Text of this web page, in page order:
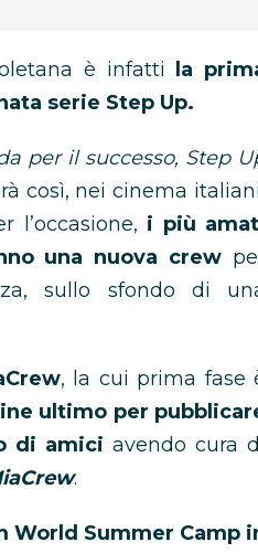
è infatti
la
serie Step Up.
per il successo, Step
così, nei cinema
l’occasione, i più
una nuova crew
sullo sfondo di
, la cui prima fase
ultimo per
di amici avendo cura
.
World Summer Camp